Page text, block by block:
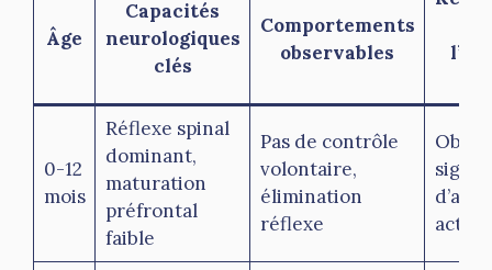
Âge
Capacités
neurologiques
clés
Comportements
observables
0-12
mois
Réflexe spinal
dominant,
maturation
préfrontal
faible
Pas de contrôle
volontaire,
élimination
réflexe
actif